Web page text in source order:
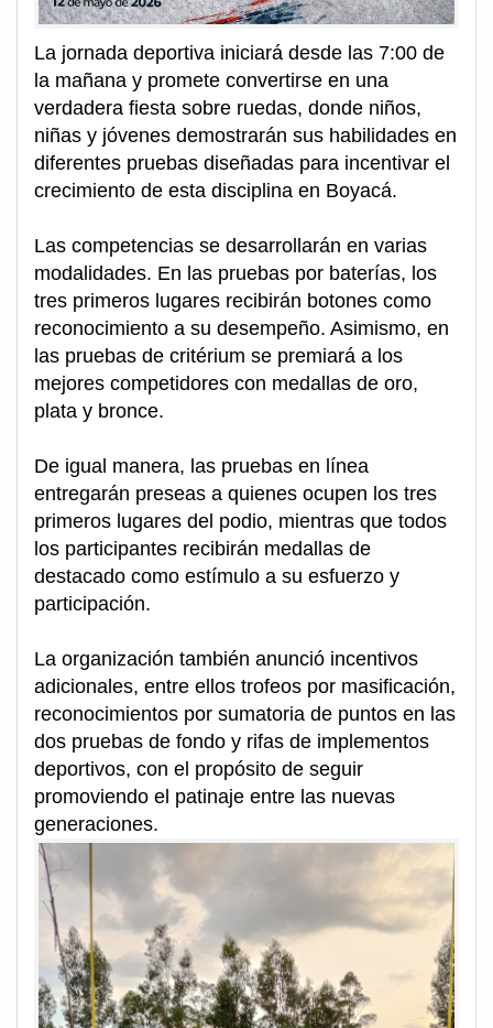
La jornada deportiva iniciará desde las 7:00 de
la mañana y promete convertirse en una
verdadera fiesta sobre ruedas, donde niños,
niñas y jóvenes demostrarán sus habilidades en
diferentes pruebas diseñadas para incentivar el
crecimiento de esta disciplina en Boyacá.
Las competencias se desarrollarán en varias
modalidades. En las pruebas por baterías, los
tres primeros lugares recibirán botones como
reconocimiento a su desempeño. Asimismo, en
las pruebas de critérium se premiará a los
mejores competidores con medallas de oro,
plata y bronce.
De igual manera, las pruebas en línea
entregarán preseas a quienes ocupen los tres
primeros lugares del podio, mientras que todos
los participantes recibirán medallas de
destacado como estímulo a su esfuerzo y
participación.
La organización también anunció incentivos
adicionales, entre ellos trofeos por masificación,
reconocimientos por sumatoria de puntos en las
dos pruebas de fondo y rifas de implementos
deportivos, con el propósito de seguir
promoviendo el patinaje entre las nuevas
generaciones.